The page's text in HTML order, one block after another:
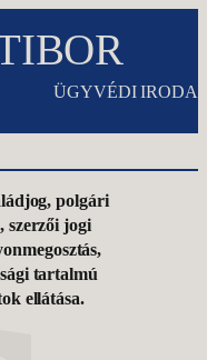
ÜGYVÉDI IRODA
polgári
szerzői jogi
tartalmú
ellátása.